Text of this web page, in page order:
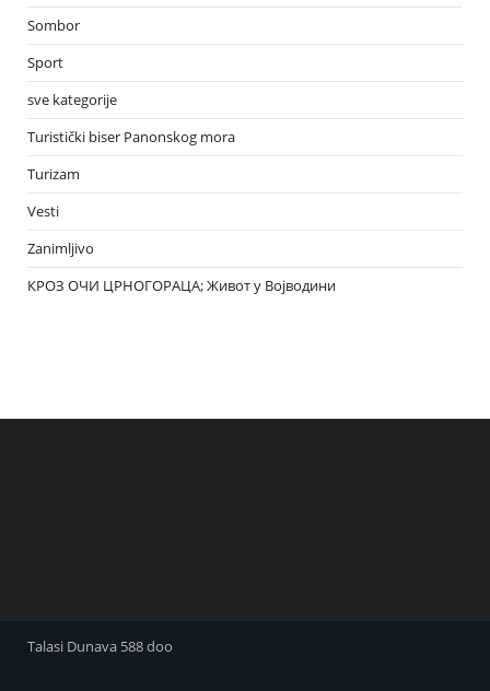
Sombor
Sport
sve kategorije
Turistički biser Panonskog mora
Turizam
Vesti
Zanimljivo
КРОЗ ОЧИ ЦРНОГОРАЦА; Живот у Војводини
Talasi Dunava 588 doo